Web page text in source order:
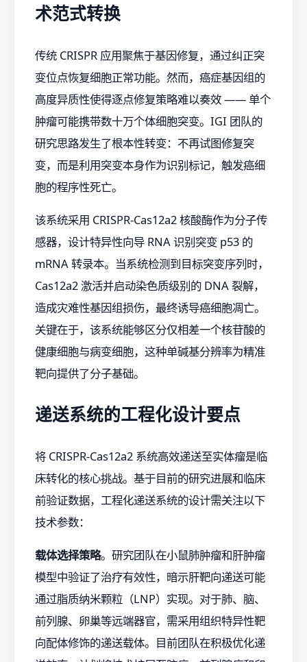
术范式转换
传统 CRISPR 应用聚焦于基因修复，通过纠正突
变位点恢复细胞正常功能。然而，癌症基因组的
高度异质性使得逐点修复策略难以奏效 —— 单个
肿瘤可能携带数十万个体细胞突变。IGI 团队的
研究思路发生了根本性转变：不再试图修复突
变，而是利用突变本身作为识别标记，触发癌细
胞的程序性死亡。
该系统采用 CRISPR-Cas12a2 核酸酶作为分子传
感器，设计特异性向导 RNA 识别突变 p53 的
mRNA 转录本。当系统检测到目标突变序列时，
Cas12a2 激活并启动染色质级别的 DNA 裂解，
造成灾难性基因组损伤，最终诱导癌细胞凋亡。
关键在于，该系统能够区分仅相差一个核苷酸的
健康细胞与病变细胞，这种单碱基分辨率为精准
靶向提供了分子基础。
递送系统的工程化设计要点
将 CRISPR-Cas12a2 系统高效递送至实体瘤是临
床转化的核心挑战。基于目前的研究进展和临床
前验证数据，工程化递送系统的设计需关注以下
技术参数：
载体选择策略。研究团队在小鼠肺肿瘤和肝肿瘤
模型中验证了治疗有效性，暗示肝靶向递送可能
通过脂质纳米颗粒（LNP）实现。对于肺、脑、
前列腺、卵巢等远端器官，需采用组织特异性靶
向配体修饰的递送载体。目前团队在积极优化递